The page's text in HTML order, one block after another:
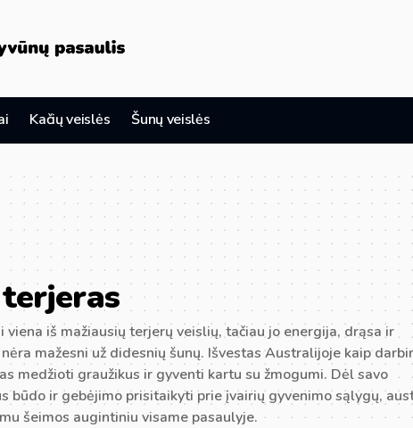
Kačių veislės Šunų veislės
iš mažiausių terjerų veislių, tačiau jo energija, drąsa ir
mažesni už didesnių šunų. Išvestas Australijoje kaip
medžioti graužikus ir gyventi kartu su žmogumi. Dėl savo
būdo ir gebėjimo prisitaikyti prie įvairių gyvenimo sąlygų,
šeimos augintiniu visame pasaulyje.